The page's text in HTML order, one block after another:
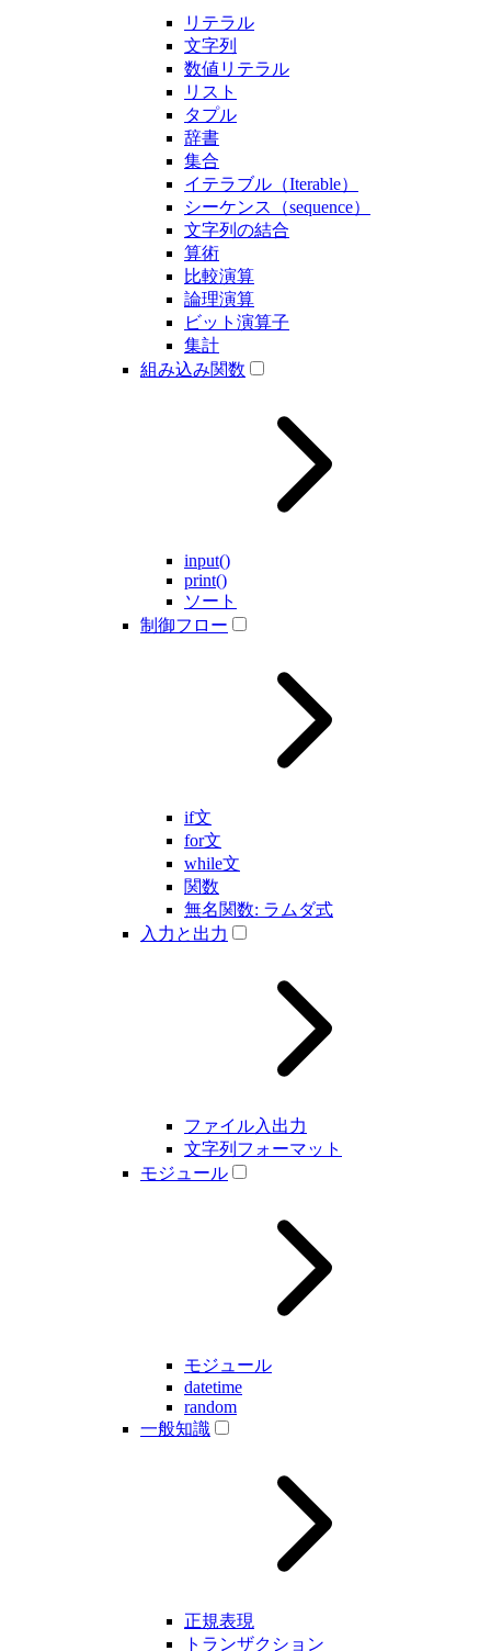
リテラル
文字列
数値リテラル
リスト
タプル
辞書
集合
イテラブル（Iterable）
シーケンス（sequence）
文字列の結合
算術
比較演算
論理演算
ビット演算子
集計
組み込み関数
input()
print()
ソート
制御フロー
if文
for文
while文
関数
無名関数: ラムダ式
入力と出力
ファイル入出力
文字列フォーマット
モジュール
モジュール
datetime
random
一般知識
正規表現
トランザクション